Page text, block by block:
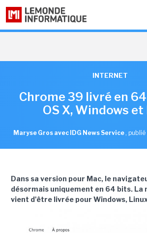
INTERNET
Chrome 39 livré en
OS X, Windows
Maryse Gros avec IDG News Service , publié
Dans sa version pour Mac, le
désormais uniquement en 64 bits. La
vient d'être livrée pour Windows,